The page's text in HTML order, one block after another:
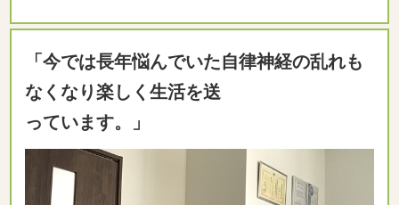
「今では長年悩んでいた自律神経の乱れも
なくなり楽しく生活を送
っています。」